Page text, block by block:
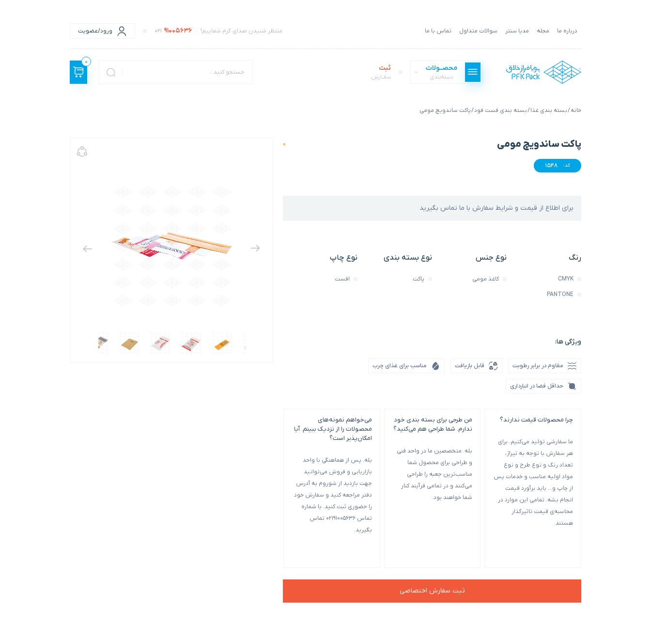
درباره ما مجله مدیا سنتر سوالات متداول تماس با ما منتظر شنیدن صدای گرم شماییم! 91005636
021 ورود/عضویت
محصــولات
دسته‌بندی
بسته بندی فست فود
بسته بندی غذا
ثبت
سفــارش
0
خانه/بسته بندی غذا/بسته بندی فست فود/ پاکت ساندویچ مومی
پاکت ساندویچ مومی 0
کد: 1548
برای اطلاع از قیمت و شرایط سفارش با ما تماس بگیرید
رنگ
CMYK
PANTONE
نوع جنس
کاغذ مومی
نوع بسته بندی
پاکت
نوع چاپ
افست
ویژگی ها:
مقاوم در برابر رطوبت قابل بازیافت مناسب برای غذای چرب
حداقل فضا در انبارداری
چرا محصولات قیمت ندارند؟
ما سفارشی تولید می‌کنیم. برای
هر سفارش با توجه به تیراژ،
تعداد رنگ و نوع طرح و نوع
مواد اولیه مناسب و خدمات پس
از چاپ و… باید برآورد قیمت
انجام بشه. تمامی این موارد در
محاسبه‌ی قیمت تاثیرگذار
هستند.
من طرحی برای بسته بندی خود
ندارم. شما طراحی هم می‌کنید؟
بله. متخصصین ما در واحد فنی
و طراحی برای محصول شما
مناسب‌ترین جعبه را طراحی
می‌کنند و در تمامی فرآیند کنار
شما خواهند بود.
می‌خواهم نمونه‌های
محصولات را از نزدیک ببینم. آیا
امکان‌پذیر است؟
بله. پس از هماهنگی با واحد
بازاریابی و فروش می‌توانید
جهت بازدید از شوروم به آدرس
دفتر مراجعه کنید و سفارش خود
را حضوری ثبت کنید. با شماره
تماس 02191005636 تماس
بگیرید.
ثبت سفارش اختصاصی